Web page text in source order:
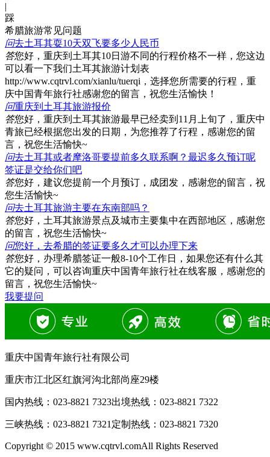
|
踩
希腊旅游常见问题
问去土耳其耍10天双飞要多少人民币
答您好，重庆到土耳其10日游不同的行程价格不一样，您这边
可以看一下我们土耳其旅游计划表
http://www.cqtrvl.com/xianlu/tuerqi，选择您所需要的行程，重
庆中国青年旅行社感谢您的留言，祝您生活愉快！
问重庆到土耳其旅游报价
答您好，重庆到土耳其旅游最早已经卖到11月上旬了，重庆中
青旅已经根据您出发的日期，为您推荐了行程，感谢您的留
言，祝您生活愉快~
问去土耳其或者摩洛哥要提前多久联系啊？最迟多久预订呢
签证是交给你们吧
答您好，建议您提前一个月预订，成团发，感谢您的留言，祝
您生活愉快~
问去土耳其旅游主要在东南部吗？
答您好，土耳其旅游景点及城市主要集中在西部地区，感谢您
的留言，祝您生活愉快~
问您好，去希腊的签证要多久才可以办理下来
答您好，办理希腊签证一般8-10个工作日，如果您还有什么其
它的疑问，可以咨询重庆中国青年旅行社在线客服，感谢您的
留言，祝您生活愉快~
我要提问
重庆中国青年旅行社有限公司
重庆市江北区红旗河沟北部尚座29楼
国内热线： 023-8821 7323出境热线： 023-8821 7322
三峡热线： 023-8821 7321 定制热线： 023-8821 7320
Copyright © 2015 www.cqtrvl.comAll Rights Reserved